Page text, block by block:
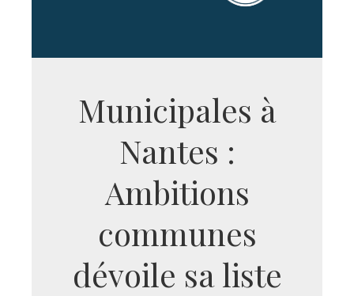
Municipales à
Nantes :
Ambitions
communes
dévoile sa liste